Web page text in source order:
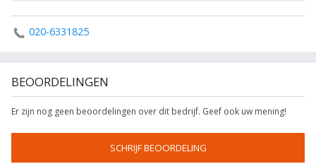
020-6331825
BEOORDELINGEN
Er zijn nog geen beoordelingen over dit bedrijf. Geef ook uw mening!
SCHRIJF BEOORDELING